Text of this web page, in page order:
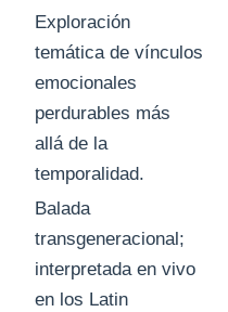
Exploración
temática de vínculos
emocionales
perdurables más
allá de la
temporalidad.
Balada
transgeneracional;
interpretada en vivo
en los Latin